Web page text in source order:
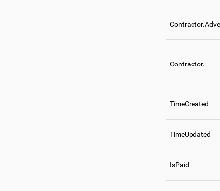
Contractor.
TimeCreated
TimeUpdated
IsPaid